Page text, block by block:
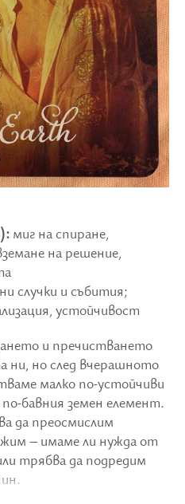
миг на спиране,
на решение,
случки и събития;
устойчивост
и пречистването
но след вчерашното
малко по-устойчиви
бавния земен елемент.
да преосмислим
– имаме ли нужда от
трябва да подредим